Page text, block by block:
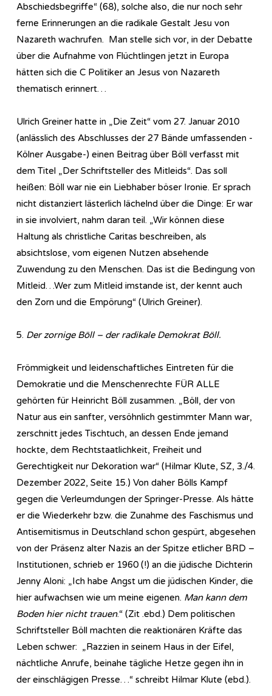
Abschiedsbegriffe“ (68), solche also, die nur noch sehr
ferne Erinnerungen an die radikale Gestalt Jesu von
Nazareth wachrufen. Man stelle sich vor, in der Debatte
über die Aufnahme von Flüchtlingen jetzt in Europa
hätten sich die C Politiker an Jesus von Nazareth
thematisch erinnert…
Ulrich Greiner hatte in „Die Zeit“ vom 27. Januar 2010
(anlässlich des Abschlusses der 27 Bände umfassenden -
Kölner Ausgabe-) einen Beitrag über Böll verfasst mit
dem Titel „Der Schriftsteller des Mitleids“. Das soll
heißen: Böll war nie ein Liebhaber böser Ironie. Er sprach
nicht distanziert lästerlich lächelnd über die Dinge: Er war
in sie involviert, nahm daran teil. „Wir können diese
Haltung als christliche Caritas beschreiben, als
absichtslose, vom eigenen Nutzen absehende
Zuwendung zu den Menschen. Das ist die Bedingung von
Mitleid…Wer zum Mitleid imstande ist, der kennt auch
den Zorn und die Empörung“ (Ulrich Greiner).
5. Der zornige Böll – der radikale Demokrat Böll.
Frömmigkeit und leidenschaftliches Eintreten für die
Demokratie und die Menschenrechte FÜR ALLE
gehörten für Heinricht Böll zusammen. „Böll, der von
Natur aus ein sanfter, versöhnlich gestimmter Mann war,
zerschnitt jedes Tischtuch, an dessen Ende jemand
hockte, dem Rechtstaatlichkeit, Freiheit und
Gerechtigkeit nur Dekoration war“ (Hilmar Klute, SZ, 3./4.
Dezember 2022, Seite 15.) Von daher Bölls Kampf
gegen die Verleumdungen der Springer-Presse. Als hätte
er die Wiederkehr bzw. die Zunahme des Faschismus und
Antisemitismus in Deutschland schon gespürt, abgesehen
von der Präsenz alter Nazis an der Spitze etlicher BRD –
Institutionen, schrieb er 1960 (!) an die jüdische Dichterin
Jenny Aloni: „Ich habe Angst um die jüdischen Kinder, die
hier aufwachsen wie um meine eigenen. Man kann dem
Boden hier nicht trauen.“ (Zit .ebd.) Dem politischen
Schriftsteller Böll machten die reaktionären Kräfte das
Leben schwer: „Razzien in seinem Haus in der Eifel,
nächtliche Anrufe, beinahe tägliche Hetze gegen ihn in
der einschlägigen Presse…“ schreibt Hilmar Klute (ebd.).